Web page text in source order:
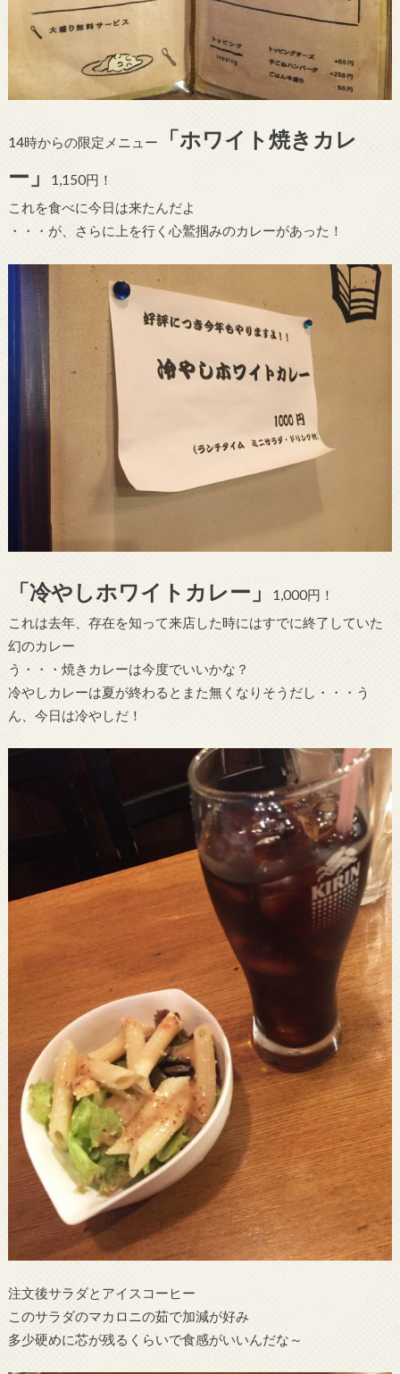
14時からの限定メニュー
「ホワイト焼きカレ
ー」
1,150円！
これを食べに今日は来たんだよ
・・・が、さらに上を行く心鷲掴みのカレーがあった！
「冷やしホワイトカレー」
1,000円！
これは去年、存在を知って来店した時にはすでに終了していた
幻のカレー
う・・・焼きカレーは今度でいいかな？
冷やしカレーは夏が終わるとまた無くなりそうだし・・・う
ん、今日は冷やしだ！
注文後サラダとアイスコーヒー
このサラダのマカロニの茹で加減が好み
多少硬めに芯が残るくらいで食感がいいんだな～